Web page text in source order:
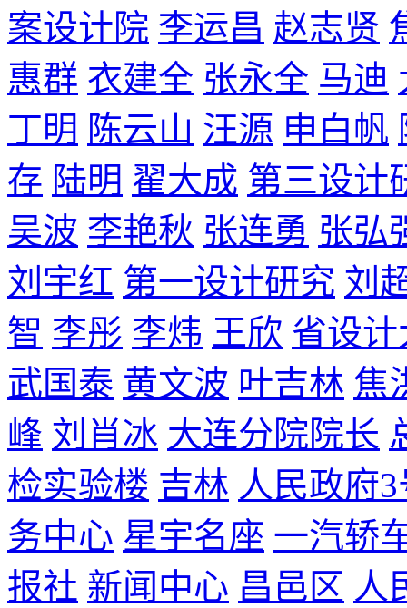
案设计院 李运昌 赵志贤
惠群 衣建全 张永全 马迪
丁明 陈云山 汪源 申白帆
存 陆明 翟大成 第三设计
吴波 李艳秋 张连勇 张弘
刘宇红 第一设计研究 刘
智 李彤 李炜 王欣 省设计
武国泰 黄文波 叶吉林 焦
峰 刘肖冰 大连分院院长
检实验楼 吉林 人民政府
务中心 星宇名座 一汽轿
报社 新闻中心 昌邑区 人